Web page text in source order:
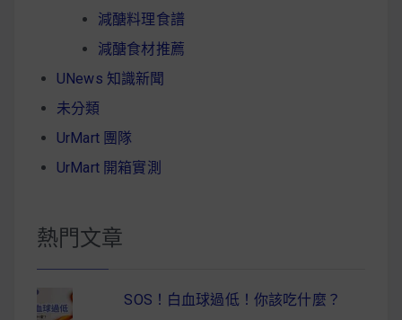
減醣料理食譜
減醣食材推薦
UNews 知識新聞
未分類
UrMart 團隊
UrMart 開箱實測
熱門文章
SOS！白血球過低！你該吃什麼？